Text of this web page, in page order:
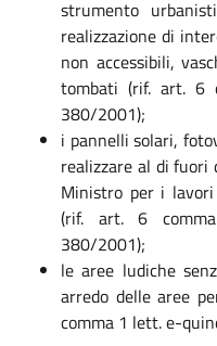
strumento
realizzazione di
non accessibili,
tombati (rif. art. 6
380/2001);
i pannelli solari,
realizzare al di fuori
Ministro per i
(rif. art. 6
380/2001);
le aree ludiche
arredo delle aree
comma 1 lett. e-